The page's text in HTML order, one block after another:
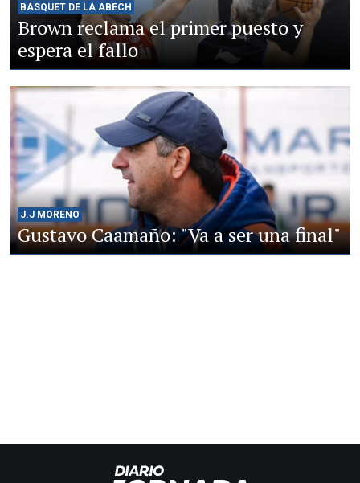
BÁSQUET DE LA ABECH
Brown reclama el primer puesto y
espera el fallo
J.J MORENO
Gustavo Caamaño: "Va a ser una final"